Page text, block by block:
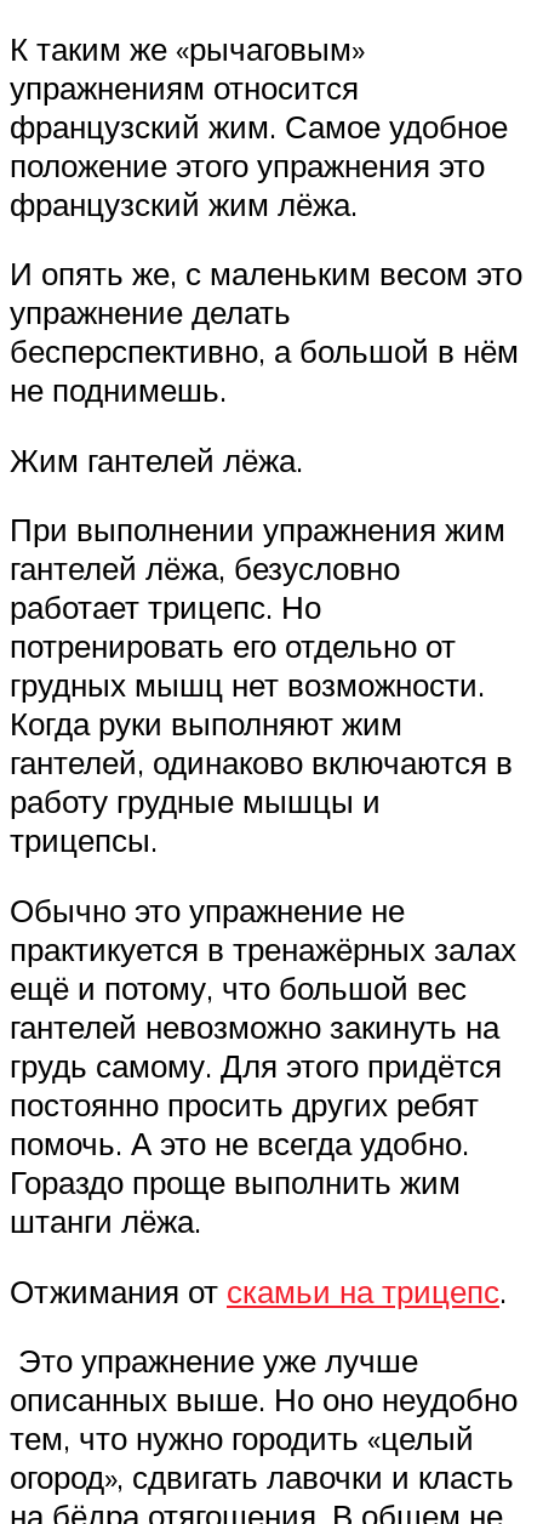
К таким же «рычаговым»
упражнениям относится
французский жим. Самое удобное
положение этого упражнения это
французский жим лёжа.
И опять же, с маленьким весом это
упражнение делать
бесперспективно, а большой в нём
не поднимешь.
Жим гантелей лёжа.
При выполнении упражнения жим
гантелей лёжа, безусловно
работает трицепс. Но
потренировать его отдельно от
грудных мышц нет возможности.
Когда руки выполняют жим
гантелей, одинаково включаются в
работу грудные мышцы и
трицепсы.
Обычно это упражнение не
практикуется в тренажёрных залах
ещё и потому, что большой вес
гантелей невозможно закинуть на
грудь самому. Для этого придётся
постоянно просить других ребят
помочь. А это не всегда удобно.
Гораздо проще выполнить жим
штанги лёжа.
Отжимания от скамьи на трицепс.
Это упражнение уже лучше
описанных выше. Но оно неудобно
тем, что нужно городить «целый
огород», сдвигать лавочки и класть
на бёдра отягощения. В общем не